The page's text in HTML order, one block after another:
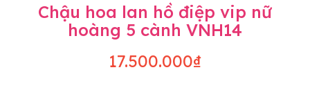
Chậu hoa lan hồ điệp vip nữ
hoàng 5 cành VNH14
17.500.000₫